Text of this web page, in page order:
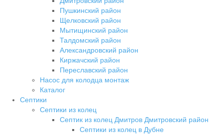
Пушкинский район
Щелковский район
Мытищинский район
Талдомский район
Александровский район
Киржачский район
Переславский район
Насос для колодца монтаж
Каталог
Септики
Септики из колец
Септик из колец Дмитров Дмитровский район
Септики из колец в Дубне